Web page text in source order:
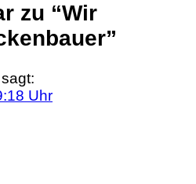
zu “Wir
”
sagt:
Uhr